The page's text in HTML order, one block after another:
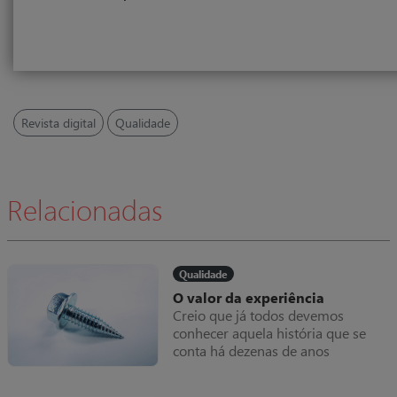
Revista digital Qualidade
Relacionadas
Qualidade
O valor da experiência
Creio que já todos devemos
conhecer aquela história que se
conta há dezenas de anos